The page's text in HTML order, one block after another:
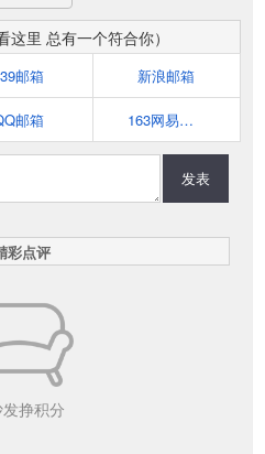
这里 总有一个符合你）
邮箱 新浪邮箱
邮箱 163网易邮箱
发表
彩点评
挣积分